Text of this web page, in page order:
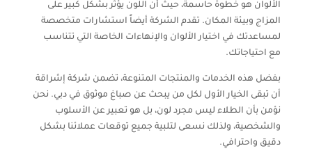
الألوان هو خطوة حاسمة، حيث أن اللون يؤثر بشكل كبير على
المزاج وبيئة المكان. تقدم الشركة أيضاً استشارات متخصصة
لمساعدتك في اختيار الألوان والإنهاءات الخاصة التي تتناسب
مع احتياجاتك.
بفضل هذه الخدمات والمنتجات المتنوعة، تضمن شركة إشراقة
أن تبقى الخيار الأول لكل من يبحث عن صباغ موثوق في دبي. نحن
نؤمن بأن الطلاء ليس مجرد لون، بل هو تعبير عن الأسلوب
والشخصية، ولذلك نسعى لتلبية جميع توقعات عملائنا بشكل
دقيق واحترافي.